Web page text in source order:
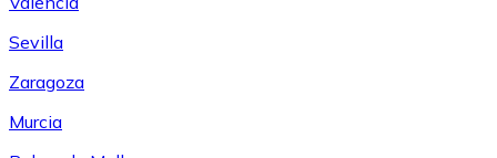
Sevilla
Zaragoza
Murcia